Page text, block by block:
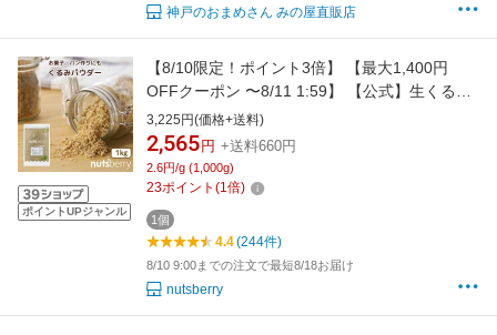
神戸のおまめさん みの屋直販店
ポイントUPジャンル
【8/10限定！ポイント3倍】 【最大1,400円
OFFクーポン 〜8/11 1:59】 【公式】生くるみ
パウダー≪1kg≫ 信頼のCRAIN社 無塩！チャッ
ク付き袋！オメガ3たっぷり ナッツは低糖質食
品 糖質制限 クレイン社ブランド オメガ3脂肪
酸 米国産 製菓材料 パン作り
3,225円(価格+送料)
2,565 円 +送料660円
2.6円/g (1,000g)
23ポイント (1倍)
1個
4.4(244件)
8/10 9:00までの注文で最短8/18お届け
nutsberry